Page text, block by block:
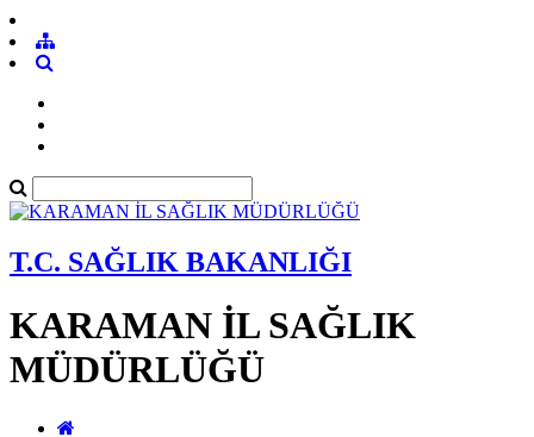
T.C. SAĞLIK BAKANLIĞI
KARAMAN İL SAĞLIK
MÜDÜRLÜĞÜ